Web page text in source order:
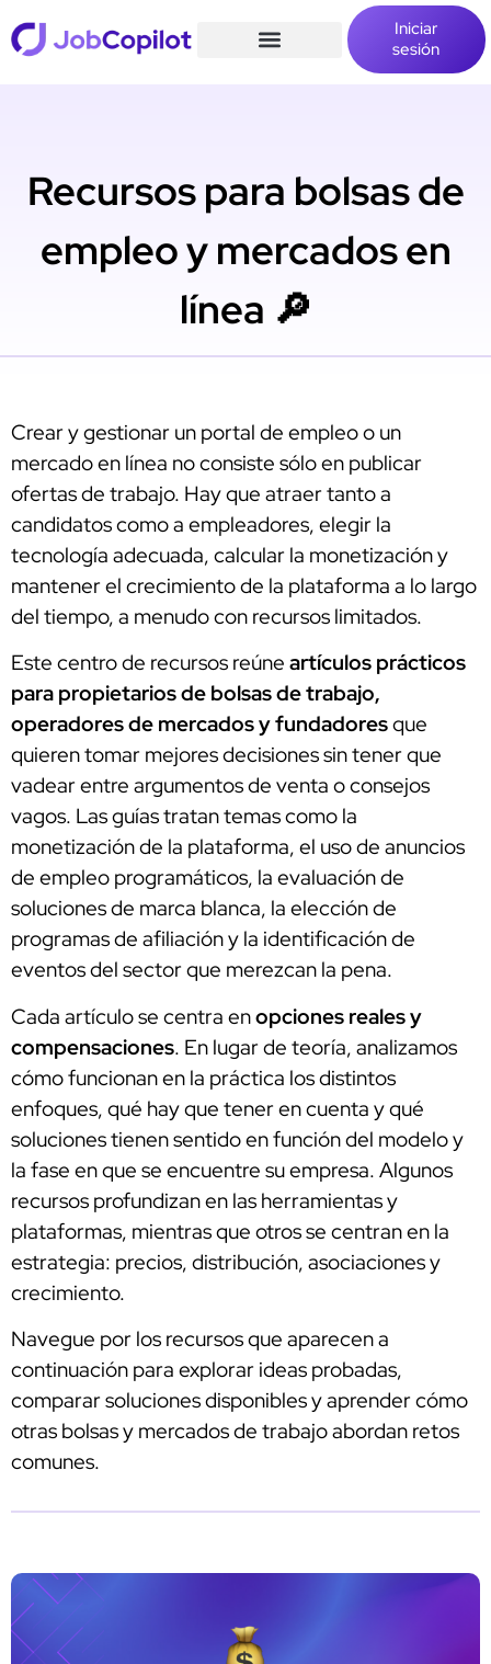
Iniciar
sesión
Recursos para bolsas de
empleo y mercados en
línea 🔎
Crear y gestionar un portal de empleo o un
mercado en línea no consiste sólo en publicar
ofertas de trabajo. Hay que atraer tanto a
candidatos como a empleadores, elegir la
tecnología adecuada, calcular la monetización y
mantener el crecimiento de la plataforma a lo largo
del tiempo, a menudo con recursos limitados.
Este centro de recursos reúne artículos prácticos
para propietarios de bolsas de trabajo,
operadores de mercados y fundadoresque
quieren tomar mejores decisiones sin tener que
vadear entre argumentos de venta o consejos
vagos. Las guías tratan temas como la
monetización de la plataforma, el uso de anuncios
de empleo programáticos, la evaluación de
soluciones de marca blanca, la elección de
programas de afiliación y la identificación de
eventos del sector que merezcan la pena.
Cada artículo se centra enopciones reales y
compensaciones. En lugar de teoría, analizamos
cómo funcionan en la práctica los distintos
enfoques, qué hay que tener en cuenta y qué
soluciones tienen sentido en función del modelo y
la fase en que se encuentre su empresa. Algunos
recursos profundizan en las herramientas y
plataformas, mientras que otros se centran en la
estrategia: precios, distribución, asociaciones y
crecimiento.
Navegue por los recursos que aparecen a
continuación para explorar ideas probadas,
comparar soluciones disponibles y aprender cómo
otras bolsas y mercados de trabajo abordan retos
comunes.